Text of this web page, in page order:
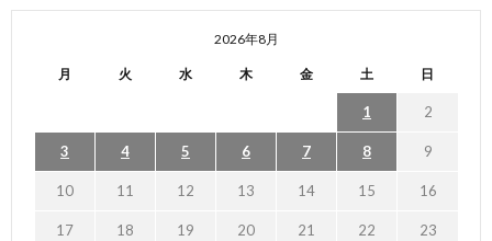
2026年8月
月 火 水 木 金 土 日
1 2
3 4 5 6 7 8 9
10 11 12 13 14 15 16
17 18 19 20 21 22 23